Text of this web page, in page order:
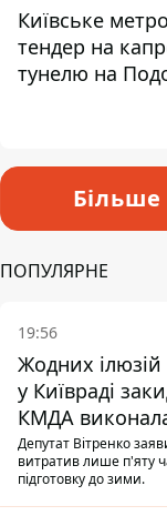
Київське
тендер на
тунелю на
ПОПУЛЯРНЕ
19:56
Жодних
у Київраді
КМДА
стійкості на
Депутат Вітренко
витратив лише п'яту
підготовку до зими.